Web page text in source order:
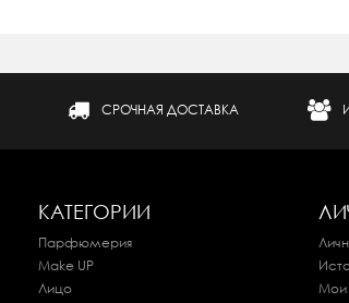
СРОЧНАЯ ДОСТАВКА
КАТЕГОРИИ
Парфюмерия
Make UP
Лицо
Мои